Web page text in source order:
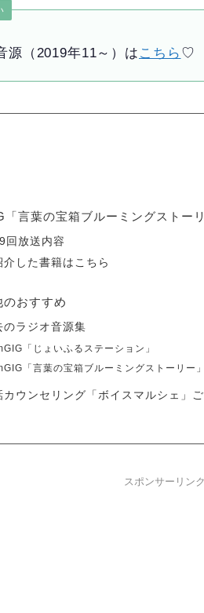
源（2019年11～）は こちら ♡
「言葉の宝箱ブルーミングストー
回放送内容
介した書籍はこちら
のおすすめ
のラジオ音源集
「じょいふるステーション」
「言葉の宝箱ブルーミングストーリー」
カウンセリング「ボイスマルシェ」ご
スポンサーリンク